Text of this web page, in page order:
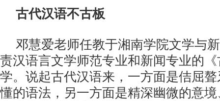
古代汉语不古板
邓慧爱老师任教于湘南学院文学与
责汉语言文学师范专业和新闻专业的
学。说起古代汉语来，一方面是佶屈
懂的语法，另一方面是精深幽微的意